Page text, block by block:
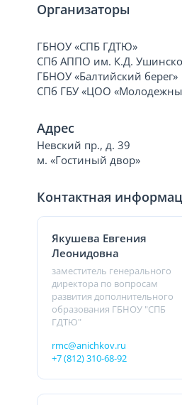
Организаторы
ГБНОУ «СПБ ГДТЮ»
СПб АППО им. К.Д.
ГБНОУ «Балтийский берег»
СПб ГБУ «ЦОО
Адрес
Невский пр., д. 39
м. «Гостиный двор»
Контактная
Якушева Евгения
Леонидовна
заместитель генерального
директора по вопросам
развития дополнительного
образования ГБНОУ "СПБ
ГДТЮ"
rmc@anichkov.ru
+7 (812) 310-68-92